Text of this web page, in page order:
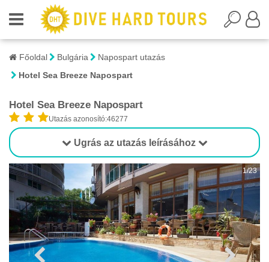
Főoldal Bulgária
Napospart utazás
Hotel Sea Breeze Napospart
Hotel Sea Breeze Napospart
Utazás azonosító:46277
Ugrás az utazás leírásához
1/23